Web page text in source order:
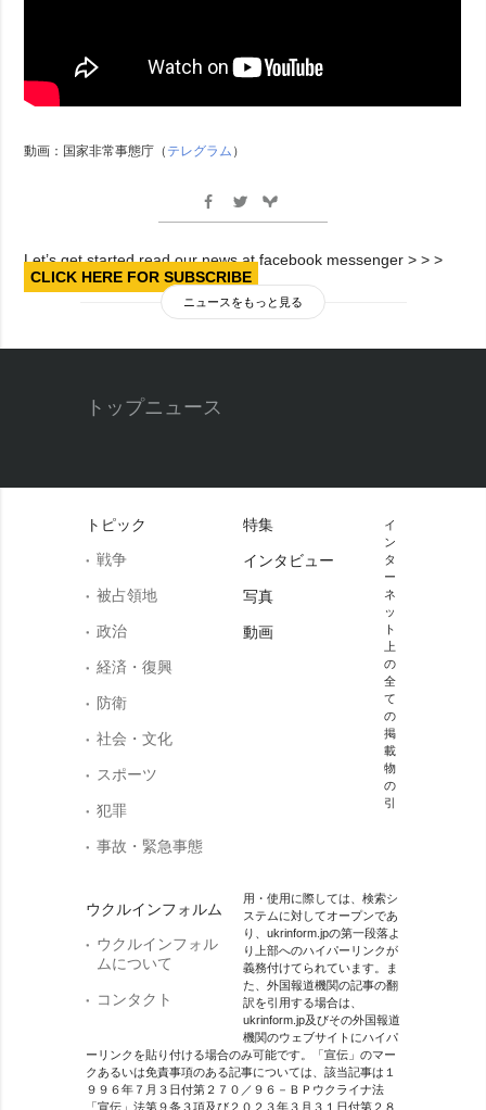
動画：国家非常事態庁（ テレグラム ）
Let’s get started read our news at facebook messenger > > >
CLICK HERE FOR SUBSCRIBE
ニュースをもっと見る
トップニュース
トピック
戦争
被占領地
政治
経済・復興
防衛
社会・文化
スポーツ
犯罪
事故・緊急事態
ウクルインフォルム
ウクルインフォル
ムについて
コンタクト
特集
インタビュー
写真
動画
イ
ン
タ
ー
ネ
ッ
ト
上
の
全
て
の
掲
載
物
の
引
用・使用に際しては、検索シ
ステムに対してオープンであ
り、ukrinform.jpの第一段落よ
り上部へのハイパーリンクが
義務付けてられています。ま
た、外国報道機関の記事の翻
訳を引用する場合は、
ukrinform.jp及びその外国報道
機関のウェブサイトにハイパ
ーリンクを貼り付ける場合のみ可能です。「宣伝」のマー
クあるいは免責事項のある記事については、該当記事は１
９９６年７月３日付第２７０／９６－ＢＰウクライナ法
「宣伝」法第９条３項及び２０２３年３月３１日付第２８